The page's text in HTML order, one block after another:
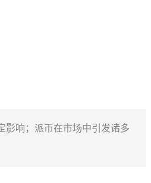
影响；派币在市场中引发诸多